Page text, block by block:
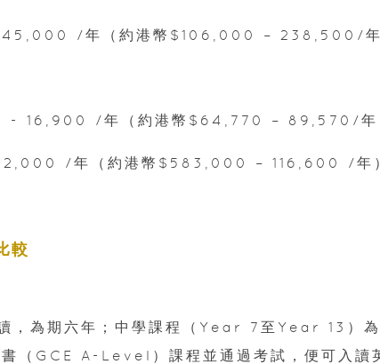
/年（約港幣$106,000 – 238,500/年
- 16,900 /年（約港幣$64,770 – 89,570/年
/年（約港幣$583,000 – 116,600 /年
較
，為期六年；中學課程（Year 7至Year 13）
（GCE A-Level）課程並通過考試，便可入讀